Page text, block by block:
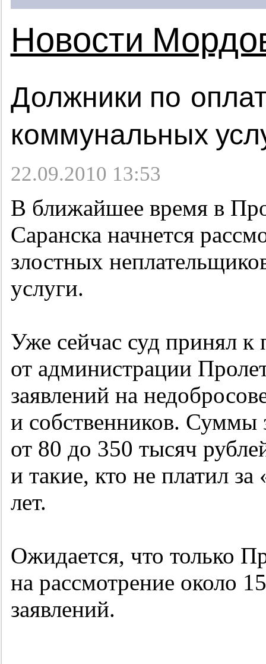
Новости
Должники по
коммунальных
22.09.2010 13:53
В ближайшее время в
Саранска начнется
злостных
услуги.
Уже сейчас суд принял к
от администрации
заявлений на
и собственников. Суммы
от 80 до 350 тысяч
и такие, кто не платил
лет.
Ожидается, что только
на рассмотрение около
заявлений.